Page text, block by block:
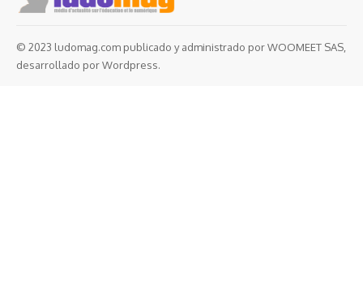
© 2023 ludomag.com publicado y administrado por WOOMEET SAS,
desarrollado por Wordpress.